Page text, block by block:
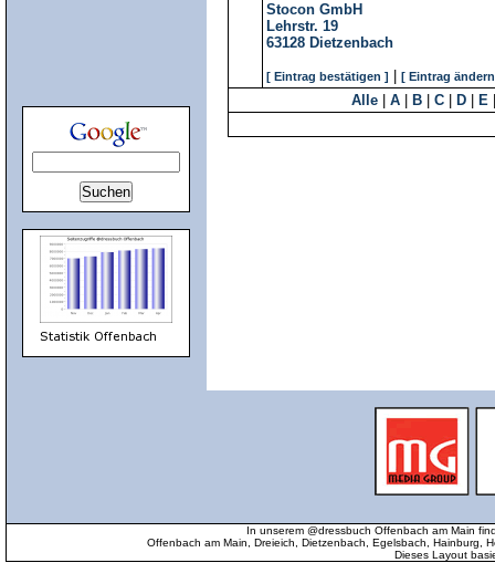
Stocon GmbH
Lehrstr. 19
63128 Dietzenbach
[ Eintrag bestätigen ] [ Eintrag
Alle A B C D E
In unserem @dressbuch Offenbach am Main
Offenbach am Main, Dreieich, Dietzenbach, Egelsbach, Hainburg,
Dieses Layout